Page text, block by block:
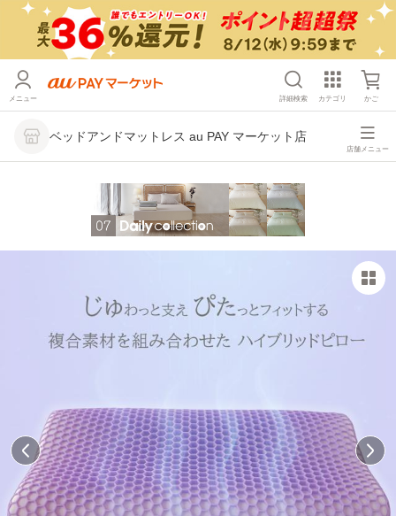
メニュー 詳細検索 カテゴリ かご
ベッドアンドマットレス au PAY マーケット店
店舗メニュー